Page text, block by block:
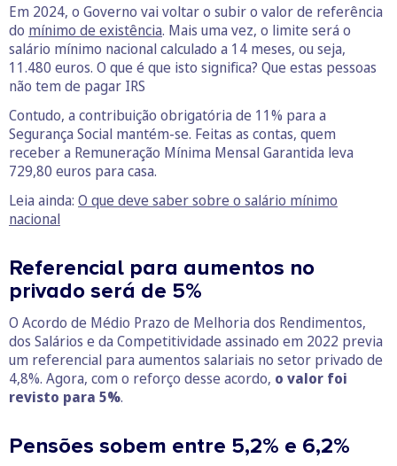
Em 2024, o Governo vai voltar o subir o valor de referência
do mínimo de existência. Mais uma vez, o limite será o
salário mínimo nacional calculado a 14 meses, ou seja,
11.480 euros. O que é que isto significa? Que estas pessoas
não tem de pagar IRS
Contudo, a contribuição obrigatória de 11% para a
Segurança Social mantém-se. Feitas as contas, quem
receber a Remuneração Mínima Mensal Garantida leva
729,80 euros para casa.
Leia ainda: O que deve saber sobre o salário mínimo
nacional
Referencial para aumentos no
privado será de 5%
O Acordo de Médio Prazo de Melhoria dos Rendimentos,
dos Salários e da Competitividade assinado em 2022 previa
um referencial para aumentos salariais no setor privado de
4,8%. Agora, com o reforço desse acordo, o valor foi
revisto para 5%.
Pensões sobem entre 5,2% e 6,2%